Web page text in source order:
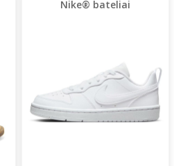
Nike® bateliai